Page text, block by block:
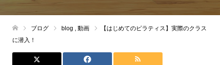
ブログ blog 動画
【はじめてのピラティス】実際のクラス
に潜入！